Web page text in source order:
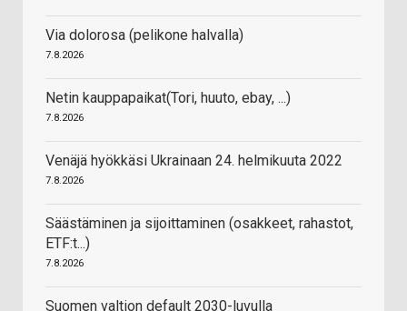
Via dolorosa (pelikone halvalla)
7.8.2026
Netin kauppapaikat(Tori, huuto, ebay, ...)
7.8.2026
Venäjä hyökkäsi Ukrainaan 24. helmikuuta 2022
7.8.2026
Säästäminen ja sijoittaminen (osakkeet, rahastot,
ETF:t...)
7.8.2026
Suomen valtion default 2030-luvulla